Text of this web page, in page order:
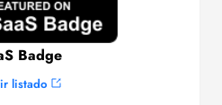
Badge
listado